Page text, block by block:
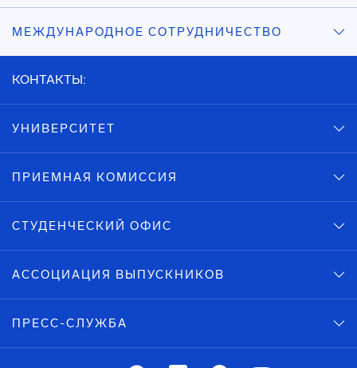
МЕЖДУНАРОДНОЕ СОТРУДНИЧЕСТВО
КОНТАКТЫ:
УНИВЕРСИТЕТ
ПРИЕМНАЯ КОМИССИЯ
СТУДЕНЧЕСКИЙ ОФИС
АССОЦИАЦИЯ ВЫПУСКНИКОВ
ПРЕСС-СЛУЖБА